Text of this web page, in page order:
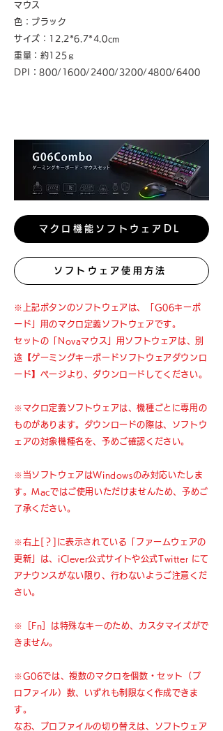
マウス
色：ブラック
サイズ：12.2*6.7*4.0cm
重量：約125ｇ
DPI：800/1600/2400/3200/4800/6400
マクロ機能ソフトウェアDL
ソフトウェア使用方法
※上記ボタンのソフトウェアは、「G06キーボ
ード」用のマクロ定義ソフトウェアです。
セットの「Novaマウス」用ソフトウェアは、別
途【ゲーミングキーボードソフトウェアダウンロ
ード】ページより、ダウンロードしてください。
※マクロ定義ソフトウェアは、機種ごとに専用の
ものがあります。ダウンロードの際は、ソフトウ
ェアの対象機種名を、予めご確認ください。
※当ソフトウェアはWindowsのみ対応いたしま
す。Macではご使用いただけませんため、予めご
了承ください。
※右上[？]に表示されている「ファームウェアの
更新」は、iClever公式サイトや公式Twitter にて
アナウンスがない限り、行わないようご注意くだ
さい。
※［Fn］は特殊なキーのため、カスタマイズがで
きません。
※G06では、複数のマクロを個数・セット（プ
ロファイル）数、いずれも制限なく作成できま
す。
なお、プロファイルの切り替えは、ソフトウェア